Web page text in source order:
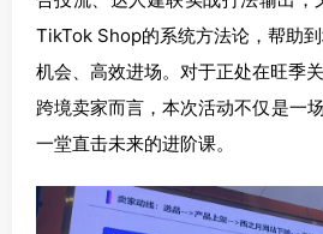
TikTok Shop的系统方法论，帮助
机会、高效进场。对于正处在旺季
跨境卖家而言，本次活动不仅是一
一堂直击未来的进阶课。